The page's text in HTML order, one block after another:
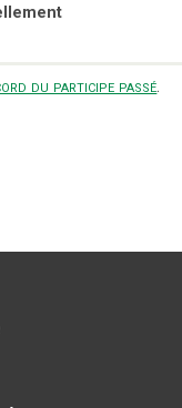
du participe passé.